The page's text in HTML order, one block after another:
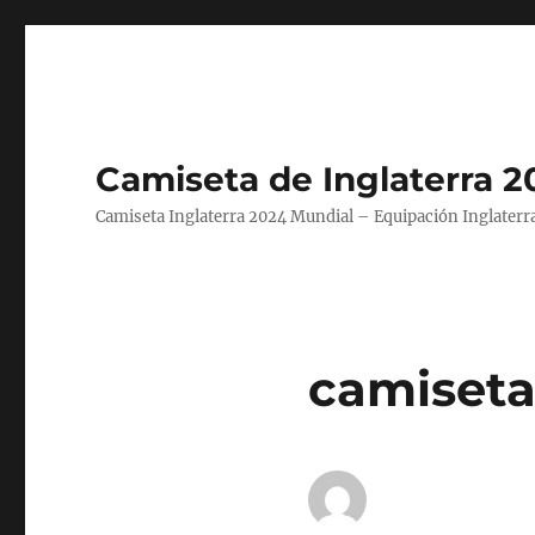
Camiseta de Inglaterra
Camiseta Inglaterra 2024 Mundial – Equipación